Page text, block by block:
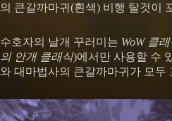
의 큰갈까마귀(흰색) 비행 탈것이
수호자의 날개 꾸러미는 WoW 클
의 안개 클래식)에서만 사용할 수
와 대마법사의 큰갈까마귀가 모두